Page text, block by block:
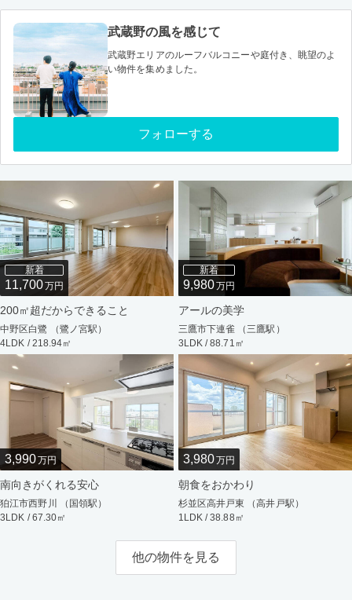
武蔵野の風を感じて
武蔵野エリアのルーフバルコニーや庭付き、眺望のよ
い物件を集めました。
フォローする
新着
11,700万円
200㎡超だからできること
中野区白鷺 （鷺ノ宮駅）
4LDK / 218.94㎡
新着
9,980万円
アールの美学
三鷹市下連雀 （三鷹駅）
3LDK / 88.71㎡
3,990万円
南向きがくれる安心
狛江市西野川 （国領駅）
3LDK / 67.30㎡
3,980万円
朝食をおかわり
杉並区高井戸東 （高井戸駅）
1LDK / 38.88㎡
他の物件を見る